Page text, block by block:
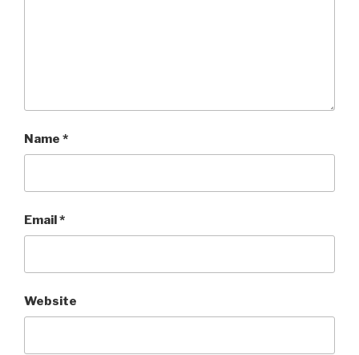
Name *
Email*
Website